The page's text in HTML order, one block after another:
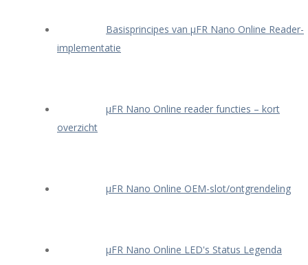
Basisprincipes van μFR Nano Online Reader-
implementatie
μFR Nano Online reader functies – kort
overzicht
μFR Nano Online OEM-slot/ontgrendeling
μFR Nano Online LED's Status Legenda